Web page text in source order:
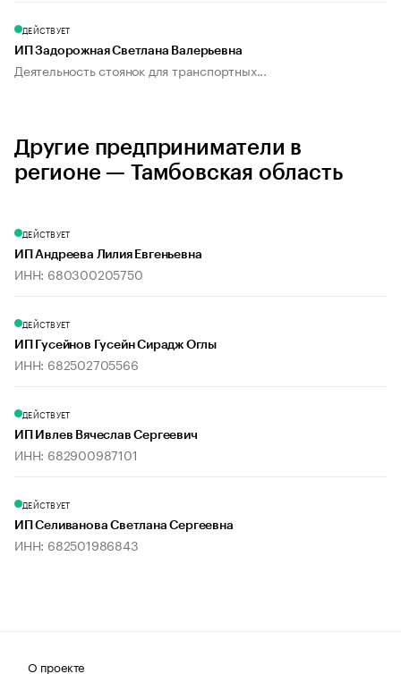
ДЕЙСТВУЕТ
ИП Задорожная Светлана Валерьевна
Деятельность стоянок для транспортных...
Другие предприниматели в
регионе — Тамбовская область
ДЕЙСТВУЕТ
ИП Андреева Лилия Евгеньевна
ИНН: 680300205750
ДЕЙСТВУЕТ
ИП Гусейнов Гусейн Сирадж Оглы
ИНН: 682502705566
ДЕЙСТВУЕТ
ИП Ивлев Вячеслав Сергеевич
ИНН: 682900987101
ДЕЙСТВУЕТ
ИП Селиванова Светлана Сергеевна
ИНН: 682501986843
О проекте